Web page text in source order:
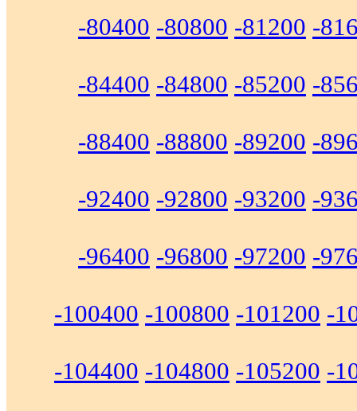
-80400 -80800 -81200 -
-84400 -84800 -85200 -
-88400 -88800 -89200 -
-92400 -92800 -93200 -
-96400 -96800 -97200 -
-100400 -100800 -101200 -
-104400 -104800 -105200 -